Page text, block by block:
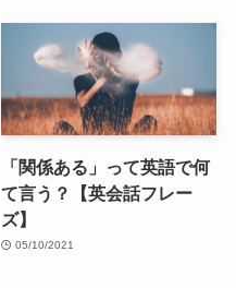
「関係ある」って英語で何
て言う？【英会話フレー
ズ】
05/10/2021